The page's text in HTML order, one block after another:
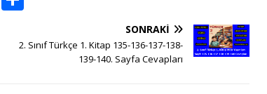
ar SONRAKI
2. Sınıf Türkçe 1. Kitap 135-136-137-138-
139-140. Sayfa Cevapları